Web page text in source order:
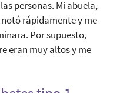
personas. Mi abuela,
rápidamente y me
Por supuesto,
eran muy altos y me